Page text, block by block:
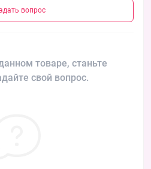
вопрос
товаре, станьте
свой вопрос.